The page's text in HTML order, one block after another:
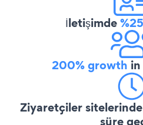
İletişimde
200% growth
Ziyaretçiler sitelerinde